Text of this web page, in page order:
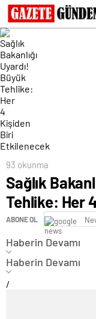
93 okunma
Sağlık
Tehlike: Her
ABONE OL
Haberin Devamı
Haberin Devamı
/